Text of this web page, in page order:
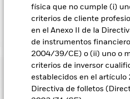
física que no cumple (i)
criterios de cliente
en el Anexo II de la
de instrumentos
2004/39/CE) o (ii) uno o
criterios de inversor
establecidos en el artículo
Directiva de folletos
Fondo, esto ha quedado excluido de
BGF ESG Emerging Markets
Rentabilidad
Gráfico de